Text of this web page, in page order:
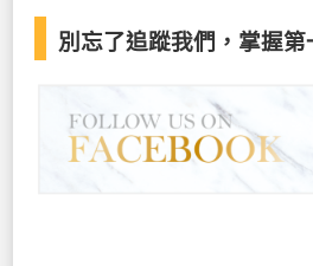
別忘了追蹤我們，掌握第